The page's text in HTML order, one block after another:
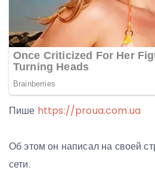
Пише https://proua.com.ua
Об этом он написал на своей
сети.